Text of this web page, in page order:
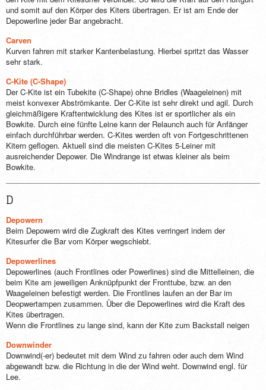
und somit auf den Körper des Kiters übertragen. Er ist am Ende der
Depowerline jeder Bar angebracht.
Carven
Kurven fahren mit starker Kantenbelastung. Hierbei spritzt das Wasser
sehr stark.
C-Kite (C-Shape)
Der C-Kite ist ein Tubekite (C-Shape) ohne Bridles (Waageleinen) mit
meist konvexer Abströmkante. Der C-Kite ist sehr direkt und agil. Durch
gleichmäßigere Kraftentwicklung des Kites ist er sportlicher als ein
Bowkite. Durch eine fünfte Leine kann der Relaunch auch für Anfänger
einfach durchführbar werden. C-Kites werden oft von Fortgeschrittenen
Kitern geflogen. Aktuell sind die meisten C-Kites 5-Leiner mit
ausreichender Depower. Die Windrange ist etwas kleiner als beim
Bowkite.
D
Depowern
Beim Depowern wird die Zugkraft des Kites verringert indem der
Kitesurfer die Bar vom Körper wegschiebt.
Depowerlines
Depowerlines (auch Frontlines oder Powerlines) sind die Mittelleinen, die
beim Kite am jeweiligen Anknüpfpunkt der Fronttube, bzw. an den
Waageleinen befestigt werden. Die Frontlines laufen an der Bar im
Deopwertampen zusammen. Über die Depowerlines wird die Kraft des
Kites übertragen.
Wenn die Frontlines zu lange sind, kann der Kite zum Backstall neigen
Downwinder
Downwind(-er) bedeutet mit dem Wind zu fahren oder auch dem Wind
abgewandt bzw. die Richtung in die der Wind weht. Downwind engl. für
Lee.